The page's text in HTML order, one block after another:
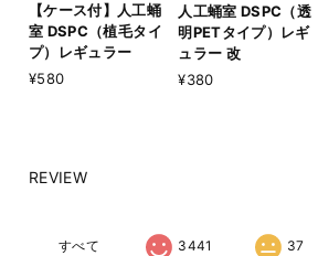
【ケース付】人工蛹
室 DSPC（植毛タイ
プ）レギュラー
¥580
人工蛹室 DSPC（透
明PETタイプ）レギ
ュラー 改
¥380
REVIEW
すべて 3441 37